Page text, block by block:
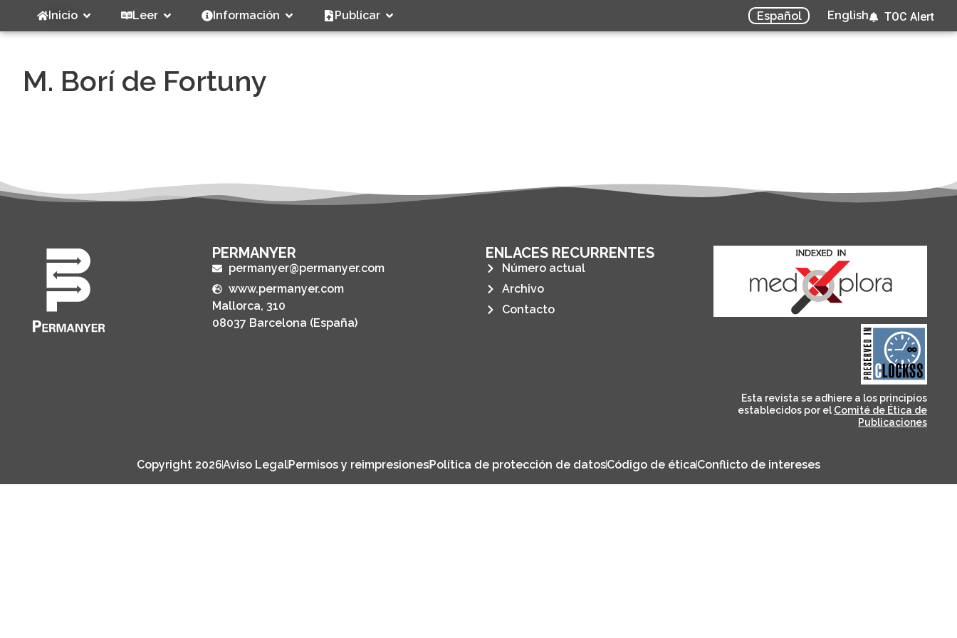
Inicio Leer Información Publicar Español English TOC Alert
M. Borí de Fortuny
PERMANYER
permanyer@permanyer.com
www.permanyer.com
Mallorca, 310
08037 Barcelona (España)
ENLACES RECURRENTES
Número actual
Archivo
Contacto
CLOCKSS is a dak archive
that ensures the long-
term survival of web-
based scholary
publications, governed by
and for its stakeholders.
Esta revista se adhiere a los principios
establecidos por el Comité de Ética de
Publicaciones
Copyright 2026Aviso LegalPermisos y reimpresionesPolítica de protección de datosCódigo de éticaConflicto de intereses